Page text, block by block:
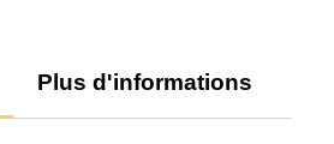
Plus d'informations